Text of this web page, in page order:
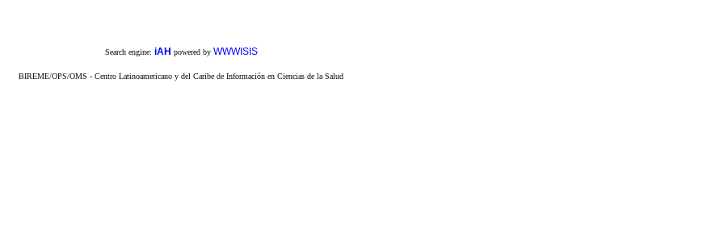
Search engine: iAH powered by WWWISIS
BIREME/OPS/OMS - Centro Latinoamericano y del Caribe de Información en Ciencias de la Salud